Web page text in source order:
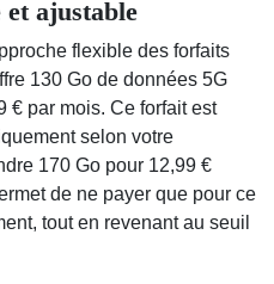
ajustable
flexible des forfaits
130 Go de données 5G
€ par mois. Ce forfait est
selon votre
170 Go pour 12,99 €
de ne payer que pour ce
tout en revenant au seuil